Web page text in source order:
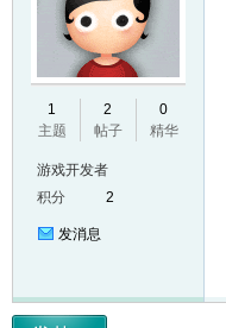
1
主题
2
帖子
0
精华
游戏开发者
积分
2
发消息